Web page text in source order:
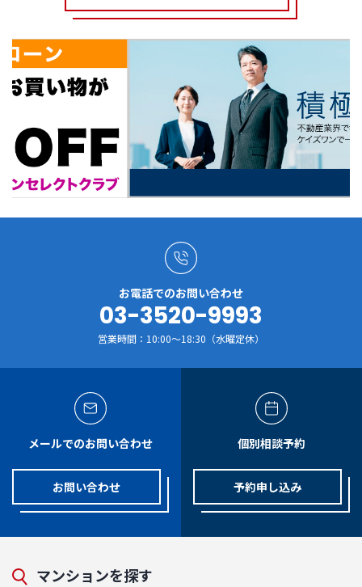
お電話でのお問い合わせ
03-3520-9993
営業時間：10:00～18:30（水曜定休）
メールでのお問い合わせ
お問い合わせ
個別相談予約
予約申し込み
マンションを探す